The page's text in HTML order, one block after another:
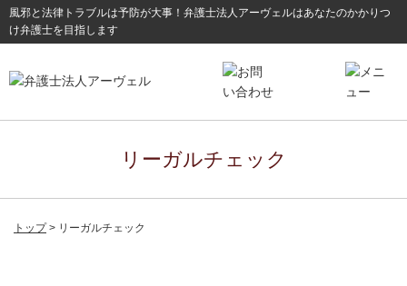
風邪と法律トラブルは予防が大事！弁護士法人アーヴェルはあなたのかかりつ
け弁護士を目指します
リーガルチェック
トップ リーガルチェック